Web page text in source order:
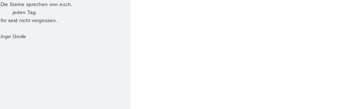
Die Steine sprechen von euch,
jeden Tag.
Ihr seid nicht vergessen.
Inge Grolle